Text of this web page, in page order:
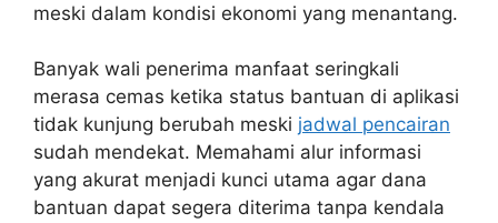
meski dalam kondisi ekonomi yang menantang.
Banyak wali penerima manfaat seringkali
merasa cemas ketika status bantuan di aplikasi
tidak kunjung berubah meski jadwal pencairan
sudah mendekat. Memahami alur informasi
yang akurat menjadi kunci utama agar dana
bantuan dapat segera diterima tanpa kendala